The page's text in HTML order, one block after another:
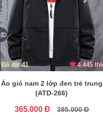
Đã đặt 41 4.445
Áo gió nam 2 lớp đen trẻ trung
(ATD-266)
365.000 Đ 385.000 Đ